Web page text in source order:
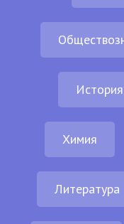
История
Химия
Литература